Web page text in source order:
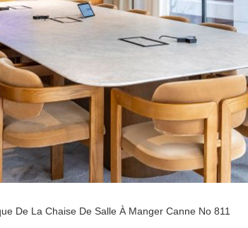
De La Chaise De Salle À Manger Canne No 811